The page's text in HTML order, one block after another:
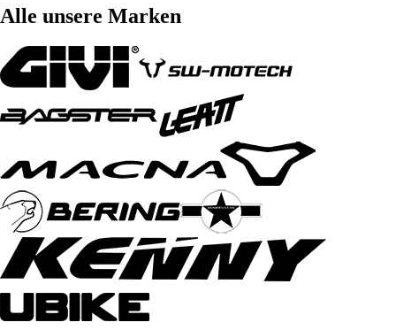
Alle unsere Marken